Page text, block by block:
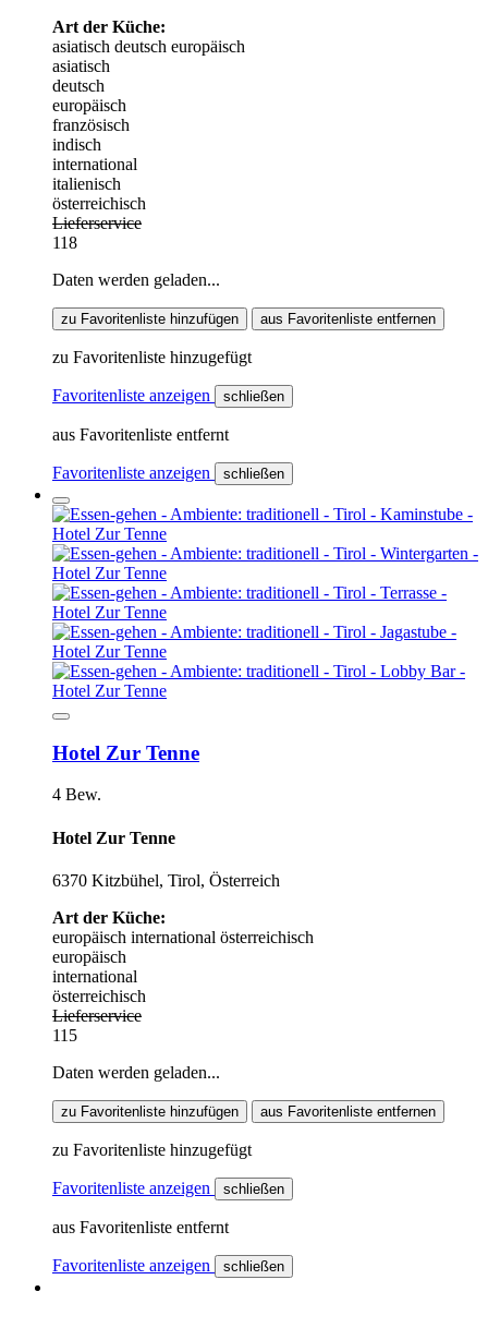
Art der Küche:
asiatisch deutsch europäisch
asiatisch
deutsch
europäisch
französisch
indisch
international
italienisch
österreichisch
Lieferservice
118
Daten werden geladen...
zu Favoritenliste hinzufügen aus Favoritenliste entfernen
zu Favoritenliste hinzugefügt
Favoritenliste anzeigen schließen
aus Favoritenliste entfernt
Favoritenliste anzeigen schließen
Hotel Zur Tenne
4 Bew.
Hotel Zur Tenne
6370 Kitzbühel, Tirol, Österreich
Art der Küche:
europäisch international österreichisch
europäisch
international
österreichisch
Lieferservice
115
Daten werden geladen...
zu Favoritenliste hinzufügen aus Favoritenliste entfernen
zu Favoritenliste hinzugefügt
Favoritenliste anzeigen schließen
aus Favoritenliste entfernt
Favoritenliste anzeigen schließen